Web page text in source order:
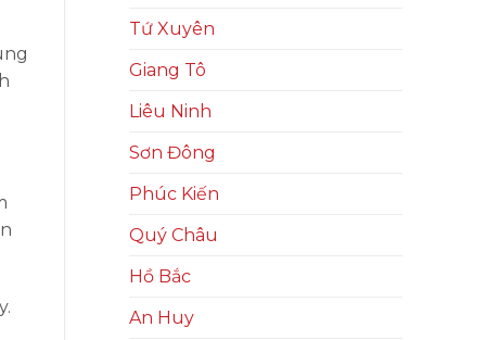
Tứ Xuyên
Giang Tô
Liêu Ninh
Sơn Đông
Phúc Kiến
Quý Châu
Hồ Bắc
An Huy